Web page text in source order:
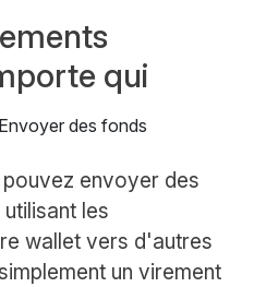
qui
envoyer des
les
wallet vers d'autres
un virement